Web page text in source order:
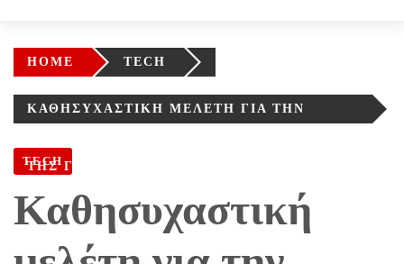
HOME TECH
ΚΑΘΗΣΥΧΑΣΤΙΚΉ ΜΕΛΈΤΗ ΓΙΑ ΤΗΝ
ΤΗΣ ΓΗΣ
TECH
Καθησυχαστική